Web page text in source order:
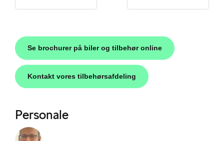
Se brochurer på biler og tilbehør online
Kontakt vores tilbehørsafdeling
Personale